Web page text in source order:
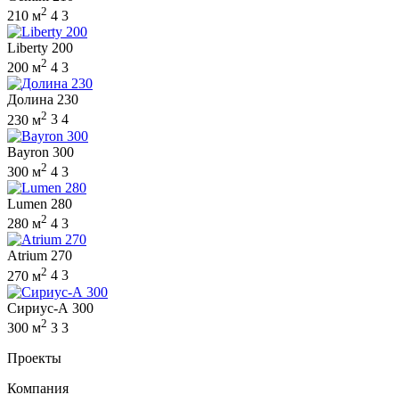
210 м2 4 3
Liberty 200
200 м2 4 3
Долина 230
230 м2 3 4
Bayron 300
300 м2 4 3
Lumen 280
280 м2 4 3
Atrium 270
270 м2 4 3
Сириус-А 300
300 м2 3 3
Проекты
Компания